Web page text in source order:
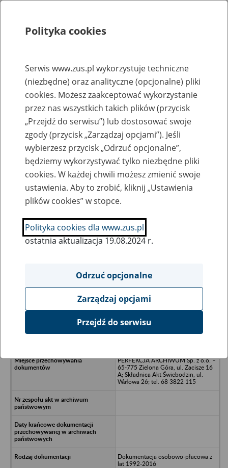
Rejestry, ewidencje i archiwa
Baza zlikwidowanych lub
przekształconych zakładów pracy
Nazwa zakładu pracy:
SZUKAJ
Ukryj wszystkie pozycje bazy
PREFABRYKACJA Sp. z o.o. -
PERFEKCJA ARCHIWUM Sp. z o.o. –
65-775 Zielona Góra, ul. Zacisze 16
A; Składnica Akt Świebodzin, ul.
Wałowa 26; tel. 68 3822 115
Dokumentacja osobowo-płacowa z
lat 1992-2016
Polityka cookies
Serwis www.zus.pl wykorzystuje techniczne
(niezbędne) oraz analityczne (opcjonalne) pliki
cookies. Możesz zaakceptować wykorzystanie
przez nas wszystkich takich plików (przycisk
„Przejdź do serwisu”) lub dostosować swoje
zgody (przycisk „Zarządzaj opcjami”). Jeśli
wybierzesz przycisk „Odrzuć opcjonalne”,
będziemy wykorzystywać tylko niezbędne pliki
cookies. W każdej chwili możesz zmienić swoje
ustawienia. Aby to zrobić, kliknij „Ustawienia
plików cookies” w stopce.
Polityka cookies dla www.zus.pl
ostatnia aktualizacja 19.08.2024 r.
Odrzuć opcjonalne
Zarządzaj opcjami
Przejdź do serwisu